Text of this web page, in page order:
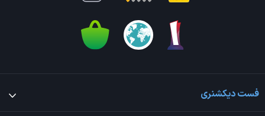
فست دیکشنری